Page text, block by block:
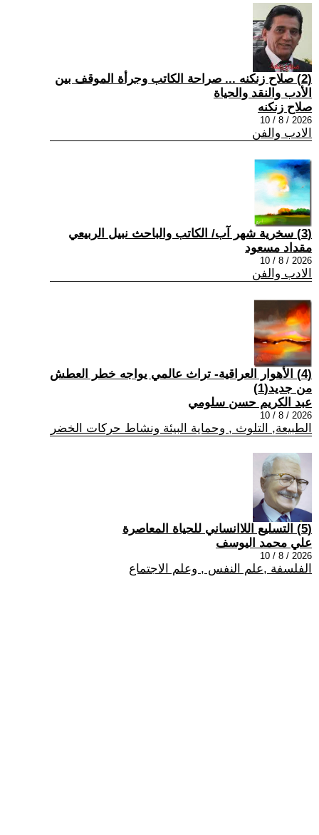
(2) صلاح زنكنه ... صراحة الكاتب وجرأة الموقف بين
الأدب والنقد والحياة
صلاح زنكنه
2026 / 8 / 10
الادب والفن
(3) سخرية شهر آب/ الكاتب والباحث نبيل الربيعي
مقداد مسعود
2026 / 8 / 10
الادب والفن
(4) الأهوار العراقية- تراث عالمي يواجه خطر العطش
من جديد(1)
عبد الكريم حسن سلومي
2026 / 8 / 10
الطبيعة, التلوث , وحماية البيئة ونشاط حركات الخضر
(5) التسليع اللاانساني للحياة المعاصرة
علي محمد اليوسف
2026 / 8 / 10
الفلسفة ,علم النفس , وعلم الاجتماع